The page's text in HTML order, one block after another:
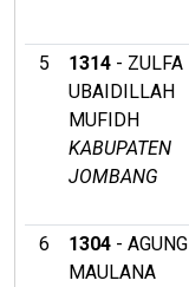
5
1314 - ZULFA
UBAIDILLAH
MUFIDH
KABUPATEN
JOMBANG
6
1304 - AGUNG
MAULANA